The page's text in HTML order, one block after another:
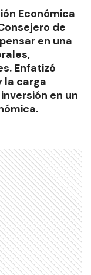
Económica
de
en una
Enfatizó
la carga
en un